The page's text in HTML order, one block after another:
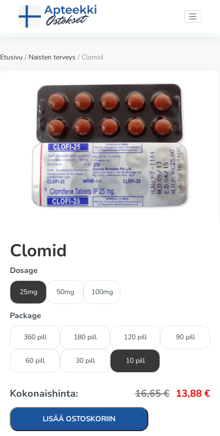
Etusivu / Naisten terveys / Clomid
Clomid
Dosage
25mg 50mg 100mg
Package
360 pill 180 pill 120 pill 90 pill
60 pill 30 pill 10 pill
Kokonaishinta: 16,65€ 13,88€
LISÄÄ OSTOSKORIIN